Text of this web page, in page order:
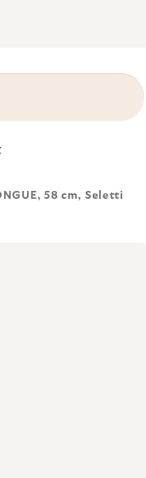
58 cm, Seletti